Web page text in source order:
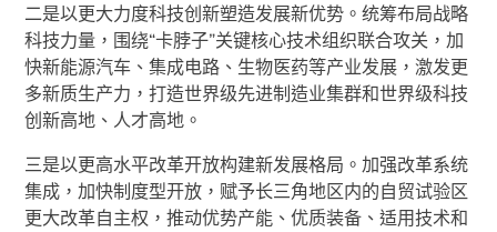
二是以更大力度科技创新塑造发展新优势。统筹布局战略
科技力量，围绕“卡脖子”关键核心技术组织联合攻关，加
快新能源汽车、集成电路、生物医药等产业发展，激发更
多新质生产力，打造世界级先进制造业集群和世界级科技
创新高地、人才高地。
三是以更高水平改革开放构建新发展格局。加强改革系统
集成，加快制度型开放，赋予长三角地区内的自贸试验区
更大改革自主权，推动优势产能、优质装备、适用技术和